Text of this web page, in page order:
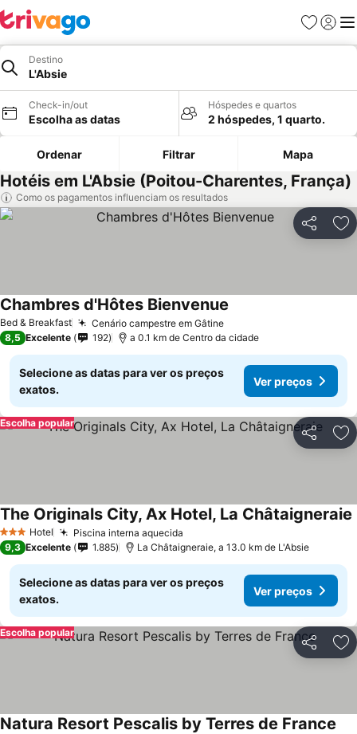
Favoritos
Iniciar
Destino
L'Absie
Check-in/out
Escolha as datas
Hóspedes e quartos
2 hóspedes, 1 quarto.
Ordenar Filtrar Mapa
Hotéis em L'Absie (Poitou-Charentes, França)
Como os pagamentos influenciam os resultados
Partilhar
Bed & Breakfast Cenário campestre em GâtineVer preços
Chambres d'Hôtes Bienvenue
8,5 Excelente 192 a 0.1 km de Centro da cidade
Selecione as datas para ver os preços
exatos.
Ver preços
Partilhar
Escolha popular
3 EstrelasHotel Piscina interna aquecida
The Originals City, Ax Hotel, La Châtaigneraie
9,3 Excelente 1.885 La Châtaigneraie, a 13.0 km de L'Absie
Selecione as datas para ver os preços
exatos.
Ver preços
Partilhar
Escolha popular
Natura Resort Pescalis by Terres de France